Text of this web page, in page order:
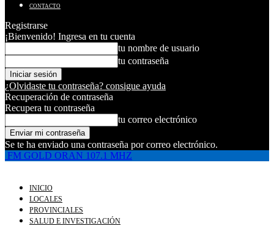
CONTACTO
Registrarse
¡Bienvenido! Ingresa en tu cuenta
tu nombre de usuario
tu contraseña
¿Olvidaste tu contraseña? consigue ayuda
Recuperación de contraseña
Recupera tu contraseña
tu correo electrónico
Se te ha enviado una contraseña por correo electrónico.
FM GOLD ORAN 107.1 MHZ
INICIO
LOCALES
PROVINCIALES
SALUD E INVESTIGACIÓN